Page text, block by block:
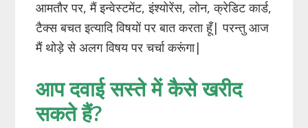
e
b
o
o
k
itt
er
at
s
A
p
p
er
e
st
b
o
ar
d
आमतौर पर, मैं इन्वेस्टमेंट, इंश्योरेंस, लोन, क्रेडिट कार्ड,
टैक्स बचत इत्यादि विषयों पर बात करता हूँ| परन्तु आज
मैं थोड़े से अलग विषय पर चर्चा करूंगा|
आप दवाई सस्ते में कैसे खरीद
सकते हैं?